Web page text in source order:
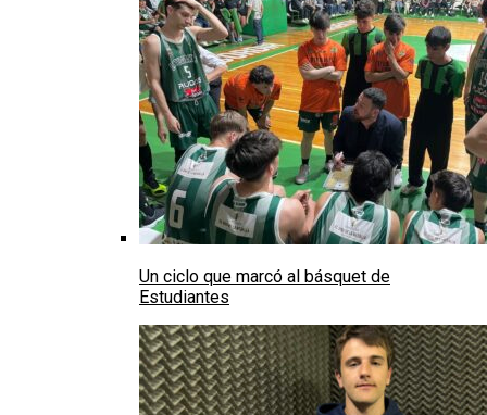
Un ciclo que marcó al básquet de
Estudiantes